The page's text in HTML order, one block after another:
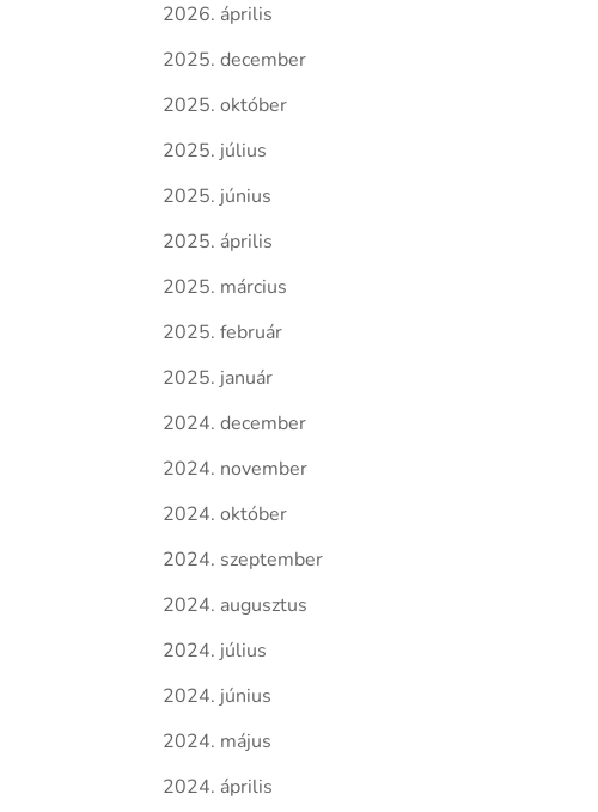
2026. április
2025. december
2025. október
2025. július
2025. június
2025. április
2025. március
2025. február
2025. január
2024. december
2024. november
2024. október
2024. szeptember
2024. augusztus
2024. július
2024. június
2024. május
2024. április